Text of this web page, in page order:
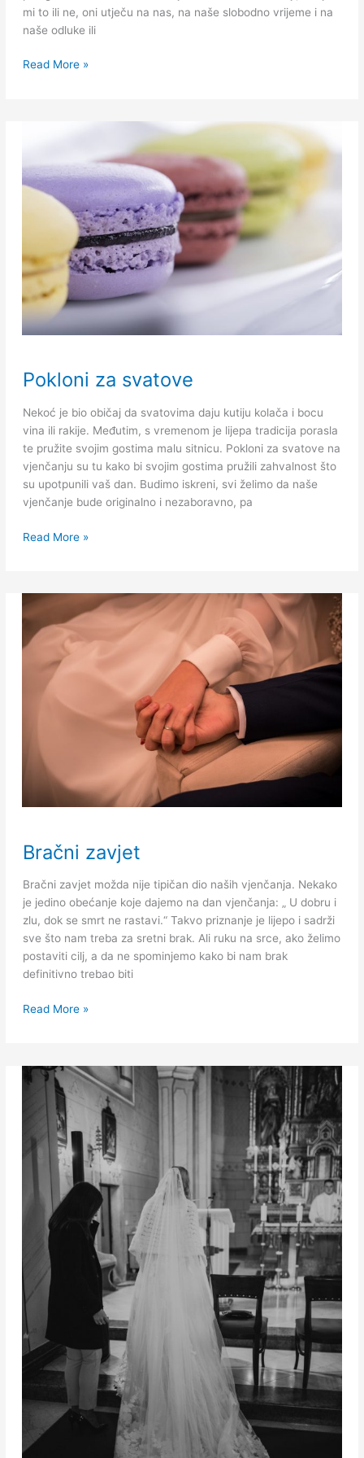
mi to ili ne, oni utječu na nas, na naše slobodno vrijeme i na
naše odluke ili
Read More »
Pokloni za svatove
Nekoć je bio običaj da svatovima daju kutiju kolača i bocu
vina ili rakije. Međutim, s vremenom je lijepa tradicija porasla
te pružite svojim gostima malu sitnicu. Pokloni za svatove na
vjenčanju su tu kako bi svojim gostima pružili zahvalnost što
su upotpunili vaš dan. Budimo iskreni, svi želimo da naše
vjenčanje bude originalno i nezaboravno, pa
za
Read More »
Bračni zavjet
Bračni zavjet možda nije tipičan dio naših vjenčanja. Nekako
je jedino obećanje koje dajemo na dan vjenčanja: „ U dobru i
zlu, dok se smrt ne rastavi.“ Takvo priznanje je lijepo i sadrži
sve što nam treba za sretni brak. Ali ruku na srce, ako želimo
postaviti cilj, a da ne spominjemo kako bi nam brak
definitivno trebao biti
zavjet
Read More »